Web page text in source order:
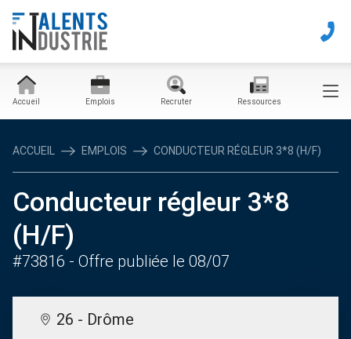
Accueil Emplois Recruter Ressources
ACCUEIL EMPLOIS CONDUCTEUR RÉGLEUR 3*8 (H/F)
Conducteur régleur 3*8
(H/F)
#73816 - Offre publiée le 08/07
26 - Drôme